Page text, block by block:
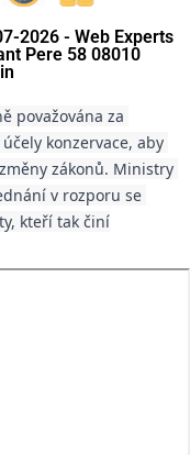
2026 - Web Experts
Pere 58 08010
považována za
konzervace, aby
zákonů. Ministry
v rozporu se
kteří tak činí